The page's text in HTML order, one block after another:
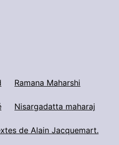
Ramana Maharshi
Nisargadatta maharaj
de Alain Jacquemart.